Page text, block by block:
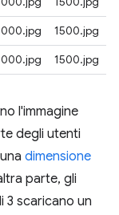
1500.jpg
1500.jpg
l'immagine
degli utenti
dimensione
parte, gli
3 scaricano un